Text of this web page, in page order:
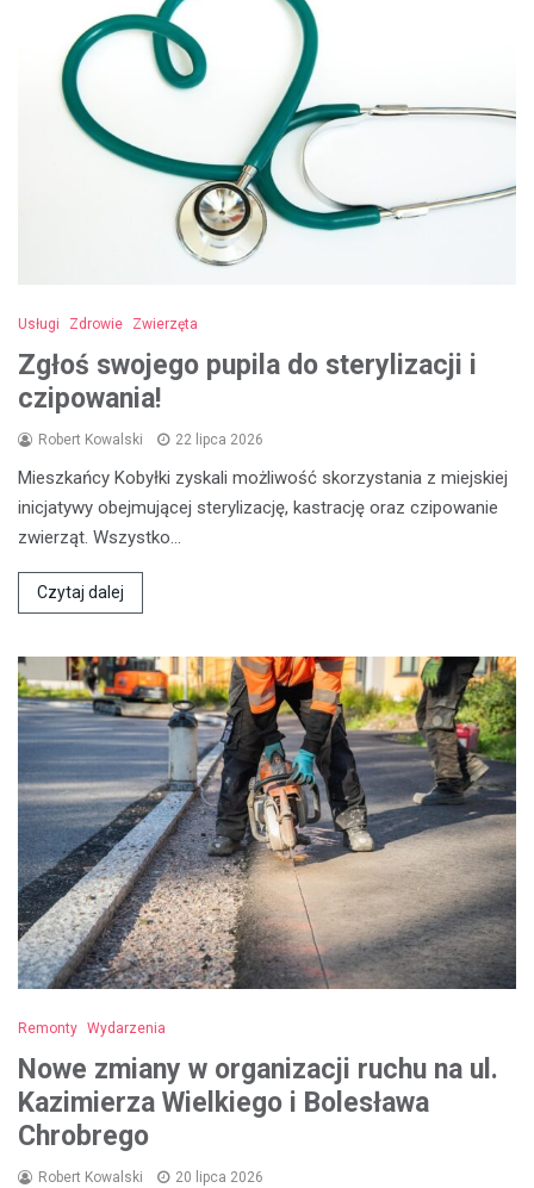
Usługi Zdrowie Zwierzęta
Zgłoś swojego pupila do sterylizacji i
czipowania!
Robert Kowalski 22 lipca 2026
Mieszkańcy Kobyłki zyskali możliwość skorzystania z miejskiej
inicjatywy obejmującej sterylizację, kastrację oraz czipowanie
zwierząt. Wszystko…
Czytaj dalej
Remonty Wydarzenia
Nowe zmiany w organizacji ruchu na ul.
Kazimierza Wielkiego i Bolesława
Chrobrego
Robert Kowalski 20 lipca 2026